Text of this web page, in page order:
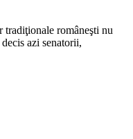
tradiţionale româneşti nu
azi senatorii,